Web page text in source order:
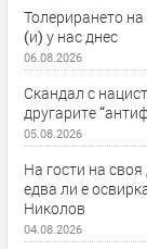
Толерирането
(и) у нас днес
06.08.2026
Скандал с
другарите
05.08.2026
На гости на
едва ли е
Николов
04.08.2026